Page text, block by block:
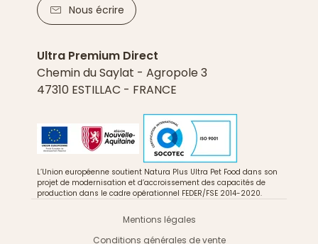
Nous écrire
Ultra Premium Direct
Chemin du Saylat - Agropole 3
47310 ESTILLAC - FRANCE
L’Union européenne soutient Natura Plus Ultra Pet Food dans son
projet de modernisation et d’accroissement des capacités de
production dans le cadre opérationnel FEDER/FSE 2014-2020.
Mentions légales
Conditions générales de vente